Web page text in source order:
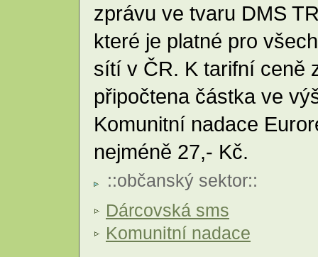
zprávu ve tvaru DMS
které je platné pro
sítí v ČR. K tarifní ceně
připočtena částka ve
Komunitní nadace
nejméně 27,- Kč.
::občanský sektor::
Dárcovská sms
Komunitní nadace